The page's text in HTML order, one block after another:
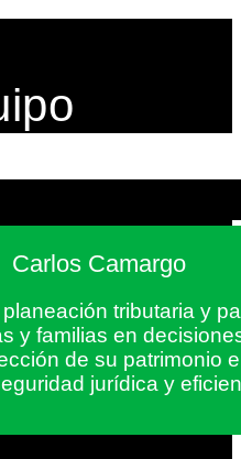
Carlos Camargo
tributaria y
y familias en
de su patrimonio
jurídica y